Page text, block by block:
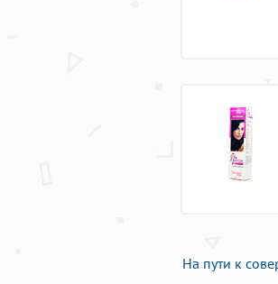
На пути к